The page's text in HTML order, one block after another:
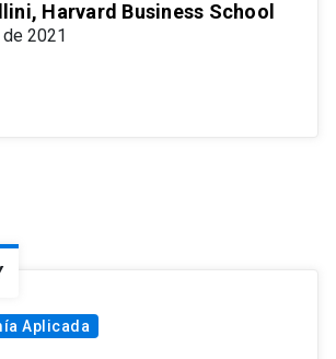
Harvard Business School
2021
Aplicada